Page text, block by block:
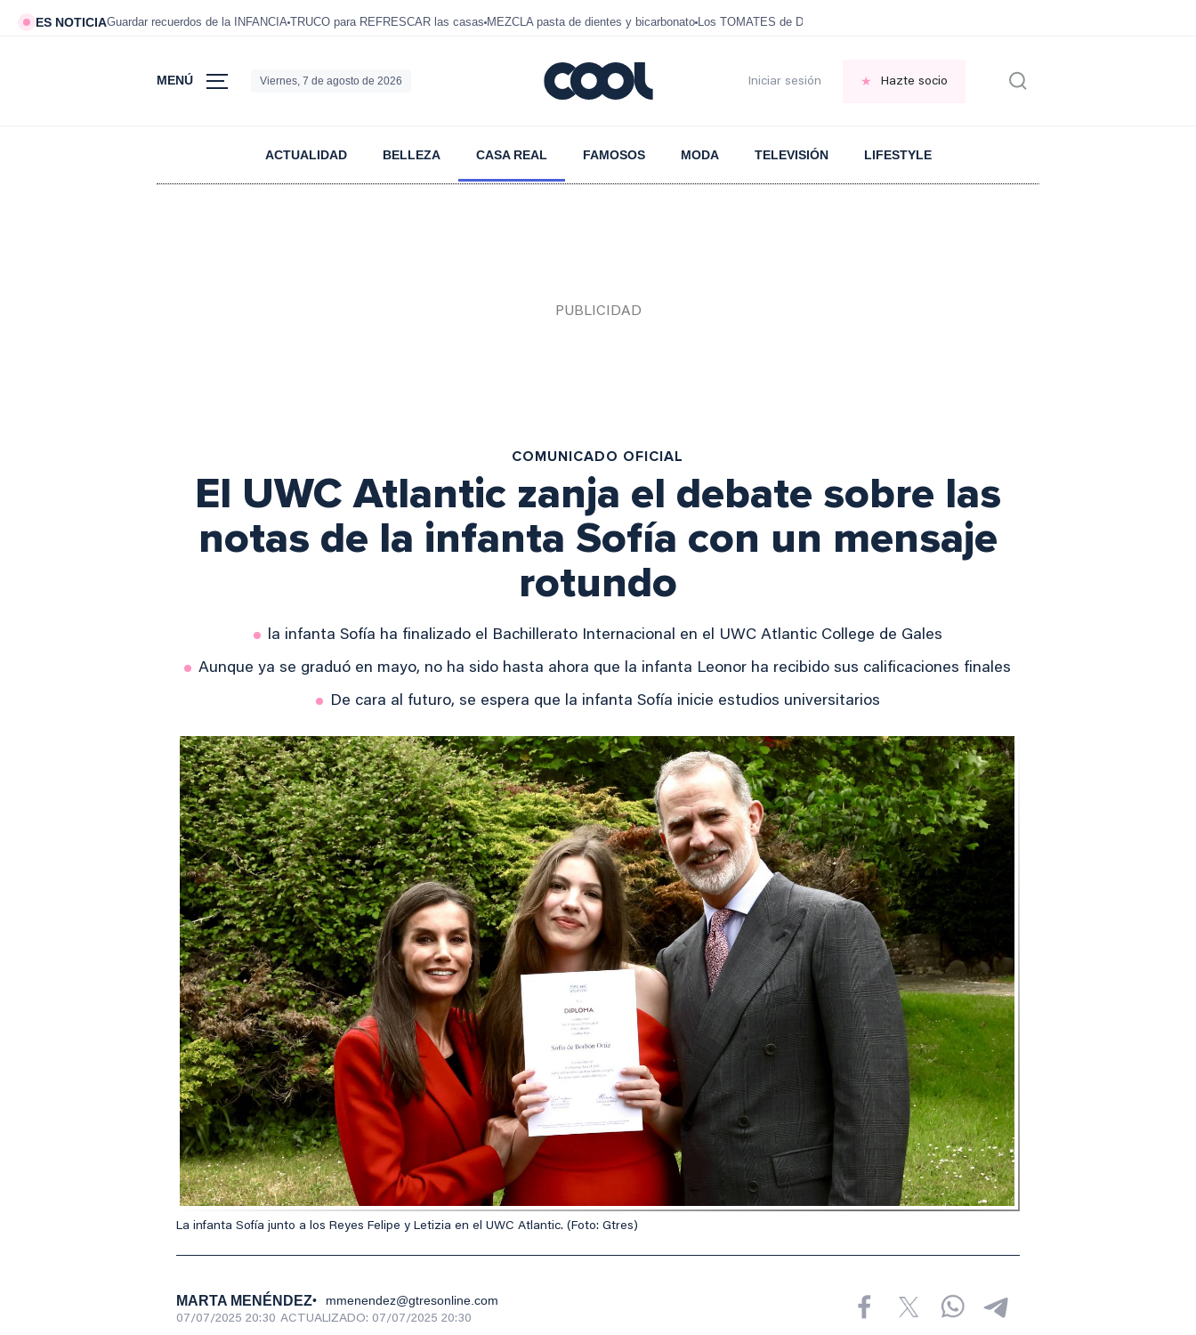
ES NOTICIAGuardar recuerdos de la INFANCIA TRUCO para REFRESCAR las casas MEZCLA pasta de dientes y bicarbonato Los TOMATES de Dani García
MENÚ Viernes, 7 de agosto de 2026 Iniciar sesión Hazte socio
ACTUALIDAD BELLEZA CASA REAL FAMOSOS MODA TELEVISIÓN LIFESTYLE
COMUNICADO OFICIAL
El UWC Atlantic zanja el debate sobre las
notas de la infanta Sofía con un mensaje
rotundo
la infanta Sofía ha finalizado el Bachillerato Internacional en el UWC Atlantic College de Gales
Aunque ya se graduó en mayo, no ha sido hasta ahora que la infanta Leonor ha recibido sus calificaciones finales
De cara al futuro, se espera que la infanta Sofía inicie estudios universitarios
La infanta Sofía junto a los Reyes Felipe y Letizia en el UWC Atlantic. (Foto: Gtres)
MARTA MENÉNDEZ mmenendez@gtresonline.com
07/07/2025 20:30 ACTUALIZADO: 07/07/2025 20:30